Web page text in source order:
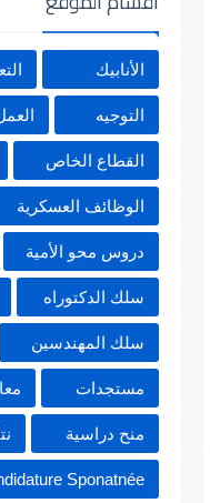
الأنابيك
التوجيه
القطاع الخاص
الوظائف العسكرية
دروس محو الأمية
سلك الدكتوراه
سلك المهندسين
مستجدات
منح دراسية
Sponatnée